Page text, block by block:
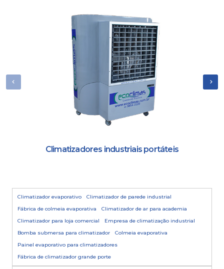
Climatizadores industriais portáteis
Climatizador evaporativo
Climatizador de parede industrial
Fábrica de colmeia evaporativa
Climatizador de ar para academia
Climatizador para loja comercial
Empresa de climatização industrial
Bomba submersa para climatizador
Colmeia evaporativa
Painel evaporativo para climatizadores
Fábrica de climatizador grande porte